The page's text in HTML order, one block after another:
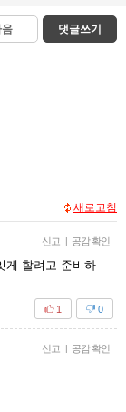
음 댓글쓰기
새로고침
신고 공감 확인
게 할려고 준비하
0
1
신고 공감 확인